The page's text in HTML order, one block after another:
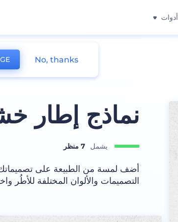
أدوات
نماذج إطار
يشمل 7 منظر
أضف لمسة من الطبيعة على تصميماتك
التصميمات والألوان المختلفة للأطُر
No, thanks